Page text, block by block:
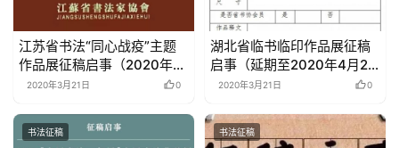
江苏省书法“同心战疫”主题
作品展征稿启事（2020年3
月31日截稿）
2020年3月21日 0
湖北省临书临印作品展征稿
启事（延期至2020年4月20
日截稿）
2020年3月21日 0
书法征稿 书法征稿